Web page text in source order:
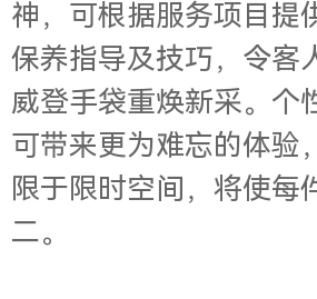
神，可根据服务项目提
保养指导及技巧，令客
威登手袋重焕新采。个
可带来更为难忘的体验
限于限时空间，将使每
二。